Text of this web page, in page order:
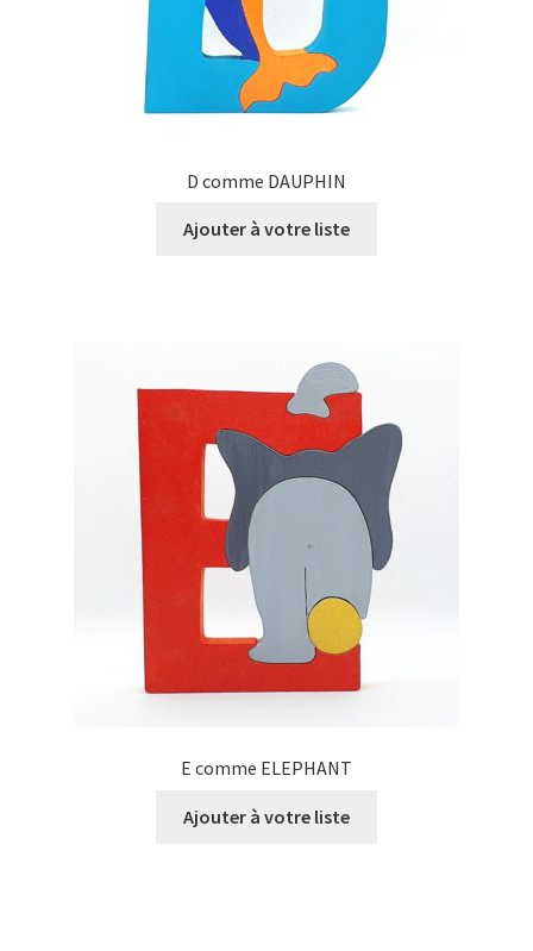
D comme DAUPHIN
Ajouter à votre liste
E comme ELEPHANT
Ajouter à votre liste